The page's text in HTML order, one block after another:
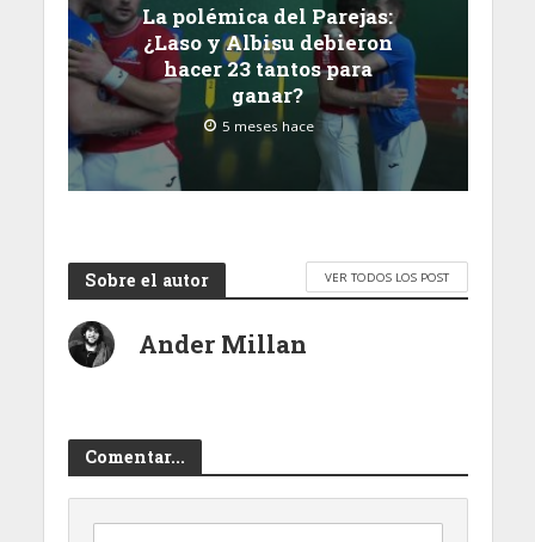
La polémica del Parejas:
¿Laso y Albisu debieron
hacer 23 tantos para
ganar?
5 meses hace
Sobre el autor VER TODOS LOS POST
Ander Millan
Comentar...